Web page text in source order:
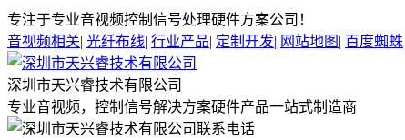
专注于专业音视频控制信号处理硬件方案公司！
音视频相关| 光纤布线| 行业产品| 定制开发| 网站地图 | 百度蜘蛛
深圳市天兴睿技术有限公司
专业音视频，控制信号解决方案硬件产品一站式制造商